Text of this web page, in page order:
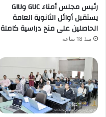
رئيس مجلس أمناء GUC وGIU
يستقبل أوائل الثانوية العامة
الحاصلين على منح دراسية كاملة
منذ 18 ساعة